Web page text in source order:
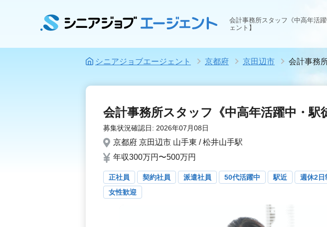
会計事務所スタッフ《中高年活
ェント】
シニアジョブエージェント 京都府 京田辺市 会計事務
会計事務所スタッフ《中高年活躍中・駅
募集状況確認日: 2026年07月08日
京都府 京田辺市 山手東 / 松井山手駅
年収300万円〜500万円
正社員 契約社員 派遣社員 50代活躍中 駅近 週休2日
女性歓迎